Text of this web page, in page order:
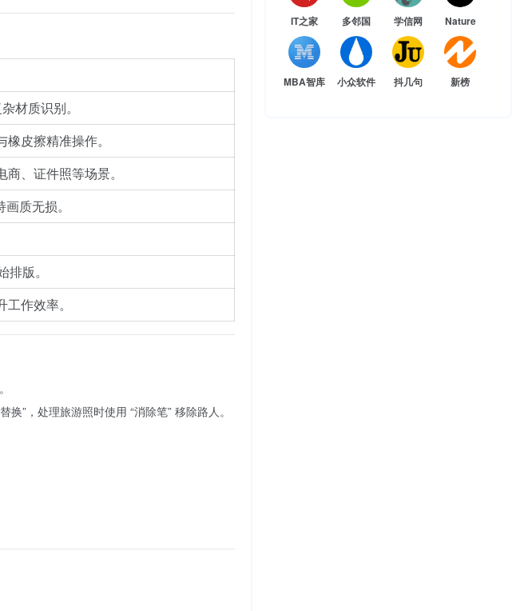
材质识别。
皮擦精准操作。
、证件照等场景。
质无损。
版。
作效率。
换”，处理旅游照时使用 “消除笔” 移除路人。
IT之家 多邻国 学信网 Nature
MBA智库 小众软件 抖几句 新榜